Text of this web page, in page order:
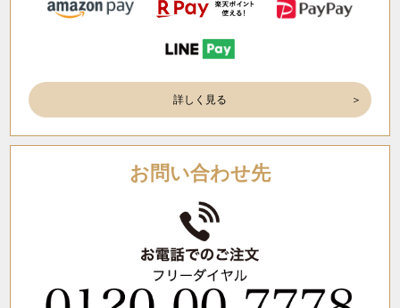
詳しく見る
お問い合わせ先